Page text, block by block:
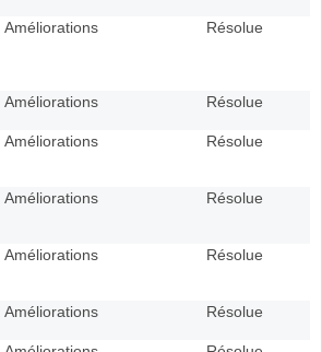
Améliorations Résolue
Améliorations Résolue
Améliorations Résolue
Améliorations Résolue
Améliorations Résolue
Améliorations Résolue